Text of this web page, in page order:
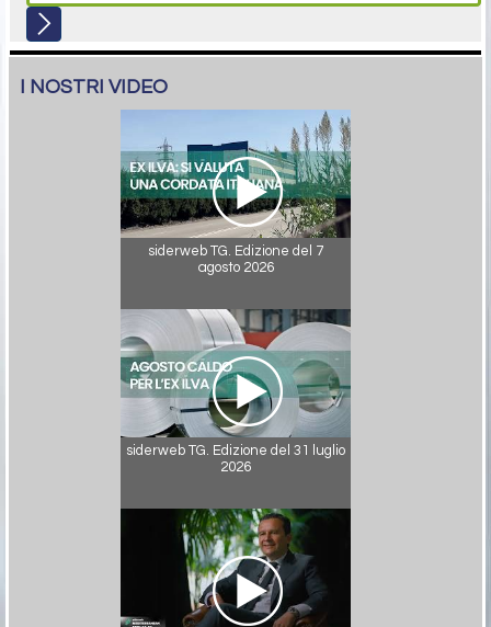
I NOSTRI VIDEO
siderweb TG. Edizione del 7
agosto 2026
siderweb TG. Edizione del 31 luglio
2026